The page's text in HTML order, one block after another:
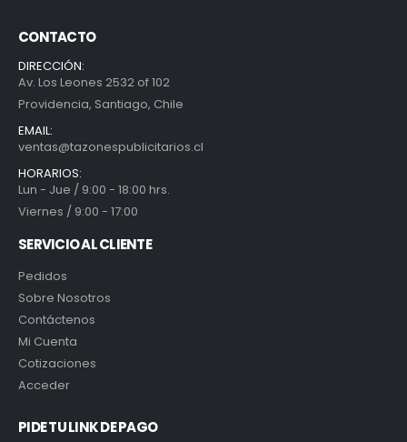
CONTACTO
DIRECCIÓN:
Av. Los Leones 2532 of 102
Providencia, Santiago, Chile
EMAIL:
ventas@tazonespublicitarios.cl
HORARIOS:
Lun - Jue / 9:00 - 18:00 hrs.
Viernes / 9:00 - 17:00
SERVICIO AL CLIENTE
Pedidos
Sobre Nosotros
Contáctenos
Mi Cuenta
Cotizaciones
Acceder
PIDE TU LINK DE PAGO